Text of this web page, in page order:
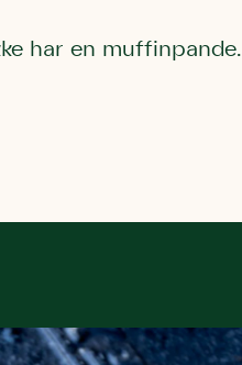
har en muffinpande.